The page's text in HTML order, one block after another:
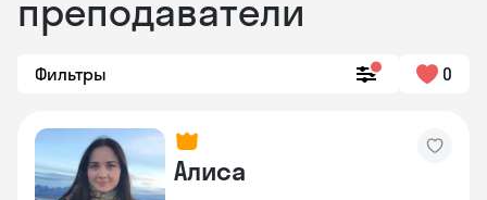
преподаватели
Фильтры 0
Алиса